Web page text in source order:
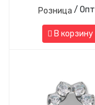
Розница / Опт
В корзину